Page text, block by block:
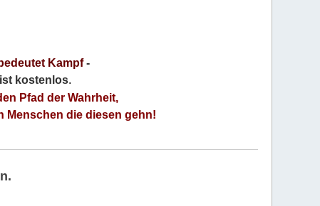
Kampf-
kostenlos.
Pfad der Wahrheit,
Menschen die diesen gehn!